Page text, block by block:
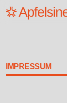
IMPRESSUM